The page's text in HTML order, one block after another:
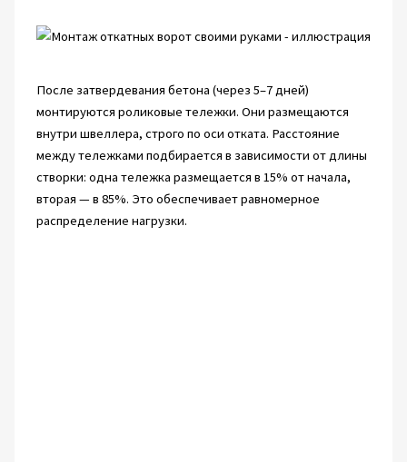
После затвердевания бетона (через 5–7 дней)
монтируются роликовые тележки. Они размещаются
внутри швеллера, строго по оси отката. Расстояние
между тележками подбирается в зависимости от длины
створки: одна тележка размещается в 15% от начала,
вторая — в 85%. Это обеспечивает равномерное
распределение нагрузки.